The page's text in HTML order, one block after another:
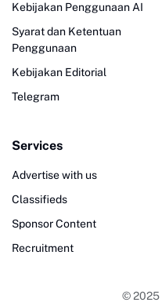
Kebijakan Penggunaan AI
Syarat dan Ketentuan
Penggunaan
Kebijakan Editorial
Telegram
Services
Advertise with us
Classifieds
Sponsor Content
Recruitment
© 2025